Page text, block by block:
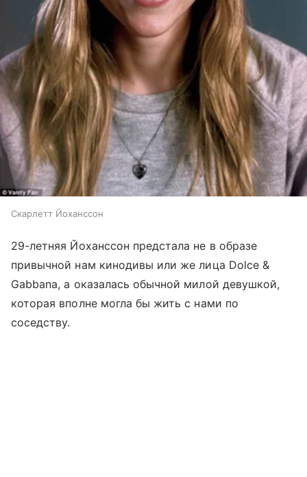
Скарлетт Йоханссон
29-летняя Йоханссон предстала не в образе
привычной нам кинодивы или же лица Dolce &
Gabbana, а оказалась обычной милой девушкой,
которая вполне могла бы жить с нами по
соседству.